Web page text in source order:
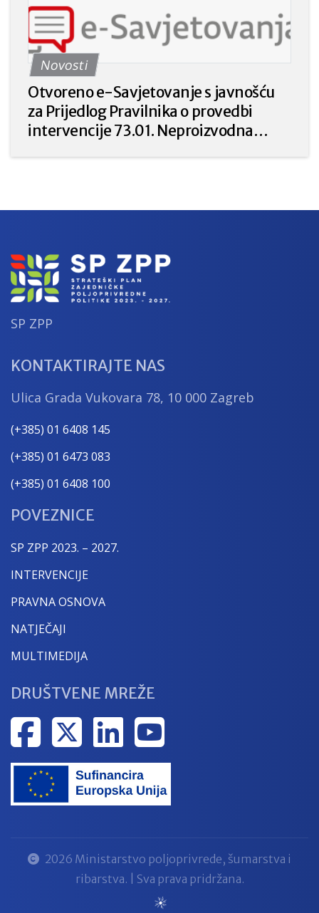
katastrofa, nepovoljnih klimatskih
prilika ili katastrofalnih događaja“ iz
Strateškog plana Zajedničke
poljoprivredne politike Republike
Hrvatske 2023. – 2027. godine.
Novosti
Otvoreno e-Savjetovanje s javnošću
za Prijedlog Pravilnika o provedbi
intervencije 73.01. Neproizvodna
Hrvatske 2023. – 2027.
SP ZPP
KONTAKTIRAJTE NAS
Ulica Grada Vukovara 78, 10 000 Zagreb
(+385) 01 6408 145
(+385) 01 6473 083
(+385) 01 6408 100
POVEZNICE
SP ZPP 2023. – 2027.
INTERVENCIJE
PRAVNA OSNOVA
NATJEČAJI
MULTIMEDIJA
DRUŠTVENE MREŽE
2026 Ministarstvo poljoprivrede, šumarstva i
ribarstva. | Sva prava pridržana.